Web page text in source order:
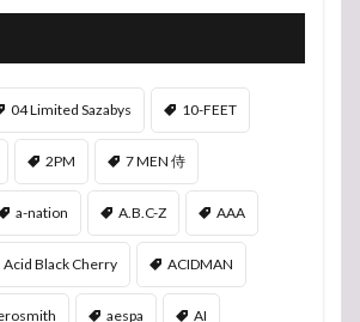
04 Limited Sazabys 10-FEET
2PM 7 MEN 侍
a-nation A.B.C-Z AAA
Acid Black Cherry ACIDMAN
aespa AI